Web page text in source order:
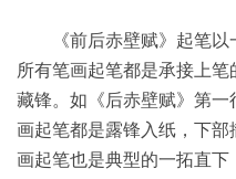
《前后赤壁赋》起笔以
所有笔画起笔都是承接上
藏锋。如《后赤壁赋》第一
画起笔都是露锋入纸，下部
画起笔也是典型的一拓直下